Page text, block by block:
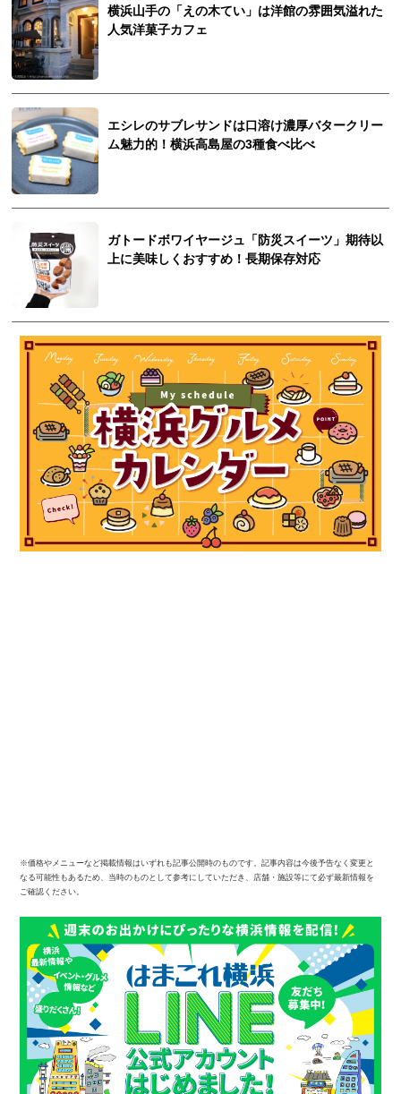
横浜山手の「えの木てい」は洋館の雰囲気溢れた
人気洋菓子カフェ
エシレのサブレサンドは口溶け濃厚バタークリー
ム魅力的！横浜高島屋の3種食べ比べ
ガトードボワイヤージュ「防災スイーツ」期待以
上に美味しくおすすめ！長期保存対応
※価格やメニューなど掲載情報はいずれも記事公開時のものです。記事内容は今後予告なく変更と
なる可能性もあるため、当時のものとして参考にしていただき、店舗・施設等にて必ず最新情報を
ご確認ください。